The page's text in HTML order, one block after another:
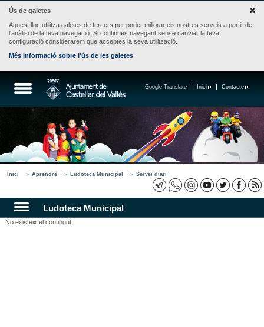
Ús de galetes
Aquest lloc utilitza galetes de tercers per poder millorar els nostres serveis a partir de
l'anàlisi de la teva navegació. Si continues navegant sense canviar la teva
configuració considerarem que acceptes la seva utilització.
Més informació sobre l'ús de les galetes
Contacte
Inici
Google Translate
Inici Aprendre Ludoteca Municipal Servei diari
Ludoteca Municipal
No existeix el contingut